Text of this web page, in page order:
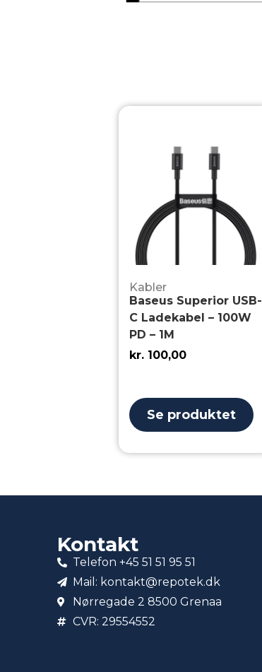
Kabler
Baseus Superior USB-
C Ladekabel – 100W
PD – 1M
kr.100,00
Se produktet
Kontakt
Telefon +45 51 51 95 51
Mail: kontakt@repotek.dk
Nørregade 2 8500 Grenaa
CVR: 29554552